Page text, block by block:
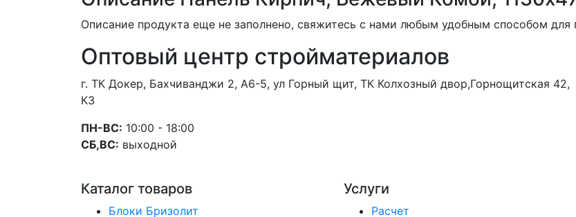
Описание продукта еще не заполнено, свяжитесь с нами любым удобным способом
Оптовый центр стройматериалов
г. ТК Докер, Бахчиванджи 2, А6-5, ул Горный щит, ТК Колхозный двор,Горнощитская 42,
К3
ПН-ВС: 10:00 - 18:00
СБ,ВС: выходной
Каталог товаров
Блоки Бризолит
Услуги
Расчет